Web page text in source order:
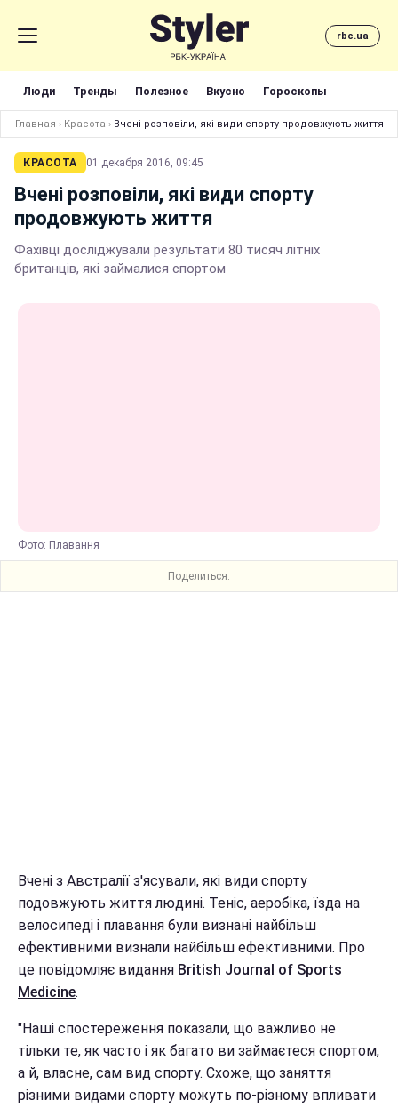
rbc.ua
Люди Тренды Полезное Вкусно Гороскопы
Главная › Красота › Вчені розповіли, які види спорту продовжують життя
КРАСОТА 01 декабря 2016, 09:45
Вчені розповіли, які види спорту
продовжують життя
Фахівці досліджували результати 80 тисяч літніх
британців, які займалися спортом
Фото: Плавання
Поделиться:
Вчені з Австралії з'ясували, які види спорту
подовжують життя людині. Теніс, аеробіка, їзда на
велосипеді і плавання були визнані найбільш
ефективними визнали найбільш ефективними. Про
це повідомляє видання British Journal of Sports
Medicine.
"Наші спостереження показали, що важливо не
тільки те, як часто і як багато ви займаєтеся спортом,
а й, власне, сам вид спорту. Схоже, що заняття
різними видами спорту можуть по-різному впливати